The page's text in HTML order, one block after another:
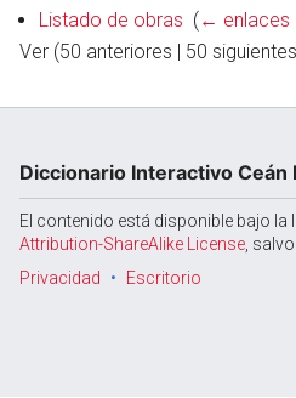
Listado de obras (← enlaces
Ver (50 anteriores | 50
Diccionario Interactivo Ceán
El contenido está disponible bajo la
Attribution-ShareAlike License ,
Privacidad
Escritorio